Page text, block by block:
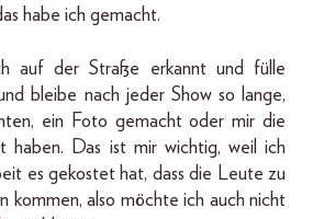
habe ich gemacht.
auf der Straße erkannt und fülle
bleibe nach jeder Show so lange,
ein Foto gemacht oder mir die
haben. Das ist mir wichtig, weil ich
es gekostet hat, dass die Leute zu
kommen, also möchte ich auch nicht